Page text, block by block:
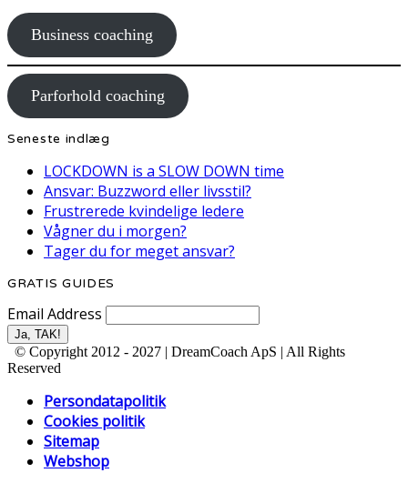
Business coaching
Parforhold coaching
Seneste indlæg
LOCKDOWN is a SLOW DOWN time
Ansvar: Buzzword eller livsstil?
Frustrerede kvindelige ledere
Vågner du i morgen?
Tager du for meget ansvar?
GRATIS GUIDES
Email Address
© Copyright 2012 - 2027 | DreamCoach ApS | All Rights
Reserved
Persondatapolitik
Cookies politik
Sitemap
Webshop